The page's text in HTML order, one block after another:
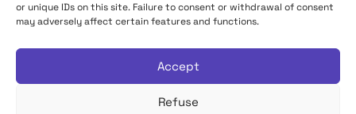
or unique IDs on this site. Failure to consent or withdrawal of consent
may adversely affect certain features and functions.
Accept
Refuse
TDF Infrastructure site
Déclaration d'accessibilité